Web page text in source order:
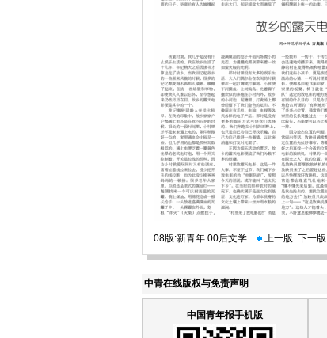
08版:新青年 00后文学 上一版 下一版
中青在线版权与免责声明
中国青年报手机版